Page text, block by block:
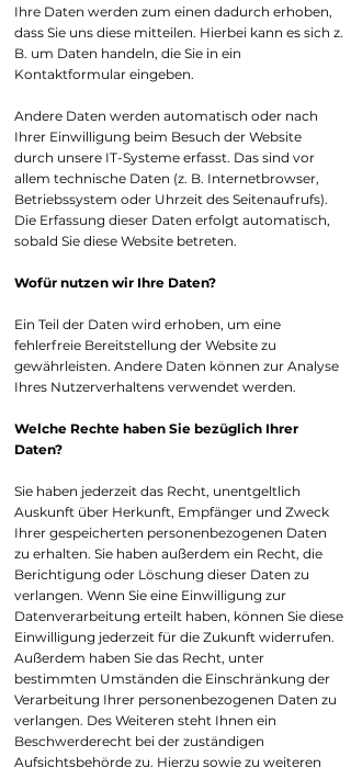
Ihre Daten werden zum einen dadurch erhoben,
dass Sie uns diese mitteilen. Hierbei kann es sich z.
B. um Daten handeln, die Sie in ein
Kontaktformular eingeben.
Andere Daten werden automatisch oder nach
Ihrer Einwilligung beim Besuch der Website
durch unsere IT-Systeme erfasst. Das sind vor
allem technische Daten (z. B. Internetbrowser,
Betriebssystem oder Uhrzeit des Seitenaufrufs).
Die Erfassung dieser Daten erfolgt automatisch,
sobald Sie diese Website betreten.
Wofür nutzen wir Ihre Daten?
Ein Teil der Daten wird erhoben, um eine
fehlerfreie Bereitstellung der Website zu
gewährleisten. Andere Daten können zur Analyse
Ihres Nutzerverhaltens verwendet werden.
Welche Rechte haben Sie bezüglich Ihrer
Daten?
Sie haben jederzeit das Recht, unentgeltlich
Auskunft über Herkunft, Empfänger und Zweck
Ihrer gespeicherten personenbezogenen Daten
zu erhalten. Sie haben außerdem ein Recht, die
Berichtigung oder Löschung dieser Daten zu
verlangen. Wenn Sie eine Einwilligung zur
Datenverarbeitung erteilt haben, können Sie diese
Einwilligung jederzeit für die Zukunft widerrufen.
Außerdem haben Sie das Recht, unter
bestimmten Umständen die Einschränkung der
Verarbeitung Ihrer personenbezogenen Daten zu
verlangen. Des Weiteren steht Ihnen ein
Beschwerderecht bei der zuständigen
Aufsichtsbehörde zu. Hierzu sowie zu weiteren